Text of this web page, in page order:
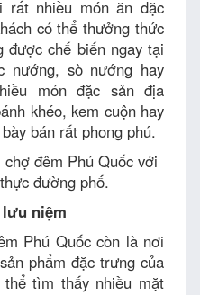
nhiều món ăn đặc
có thể thưởng thức
được chế biến ngay tại
nướng, sò nướng hay
món đặc sản địa
khéo, kem cuộn hay
bán rất phong phú.
lưu niệm
Phú Quốc còn là nơi
phẩm đặc trưng của
tìm thấy nhiều mặt